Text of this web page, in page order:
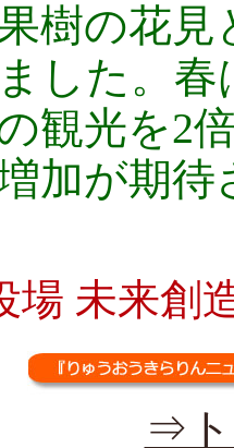
樹の花
した。
観光を2
加が期待
場 未来創
⇒ト